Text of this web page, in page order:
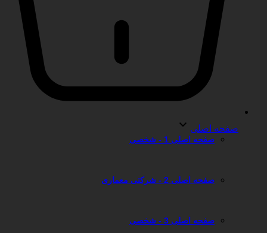
صفحه اصلی
صفحه اصلی 1 - شخصی
صفحه اصلی 2 - شرکتی معماری
صفحه اصلی 3 - شخصی